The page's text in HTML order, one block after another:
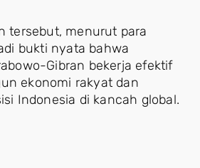
tersebut, menurut para
bukti nyata bahwa
Gibran bekerja efektif
ekonomi rakyat dan
Indonesia di kancah global.